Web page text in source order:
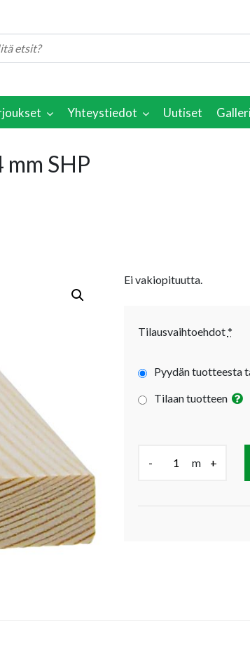
Yhteystiedot Uutiset
SHP
Ei vakiopituutta.
Tilausvaihtoehdot*
Pyydän tuotteesta
Tilaan tuotteen
- m +